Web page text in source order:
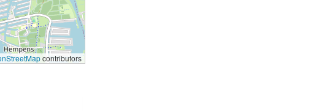
contributors